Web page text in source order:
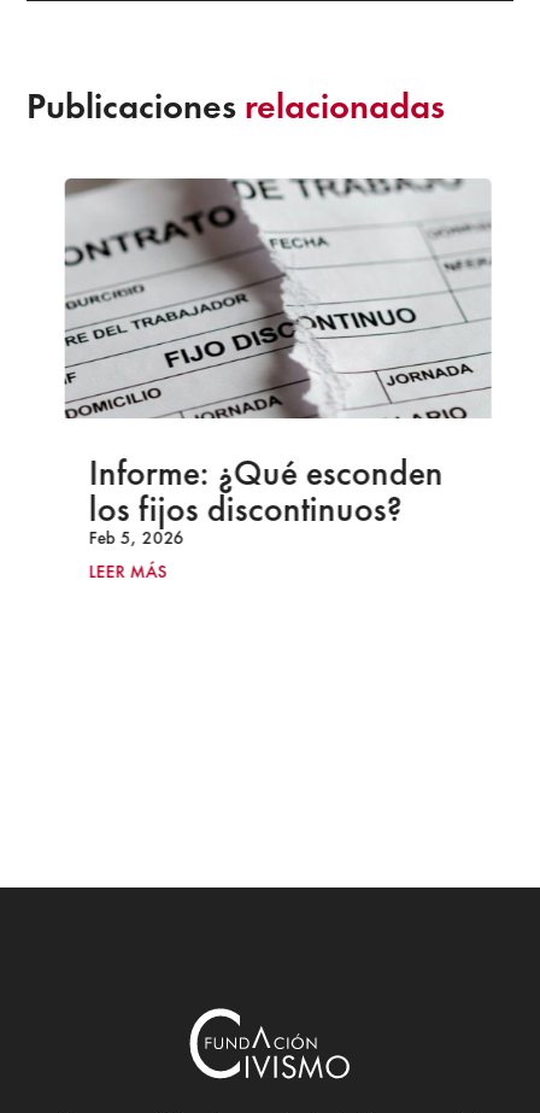
Publicaciones relacionadas
Informe: ¿Qué esconden
los fijos discontinuos?
Feb 5, 2026
LEER MÁS